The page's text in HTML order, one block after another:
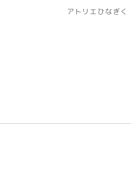
アトリエひなぎく